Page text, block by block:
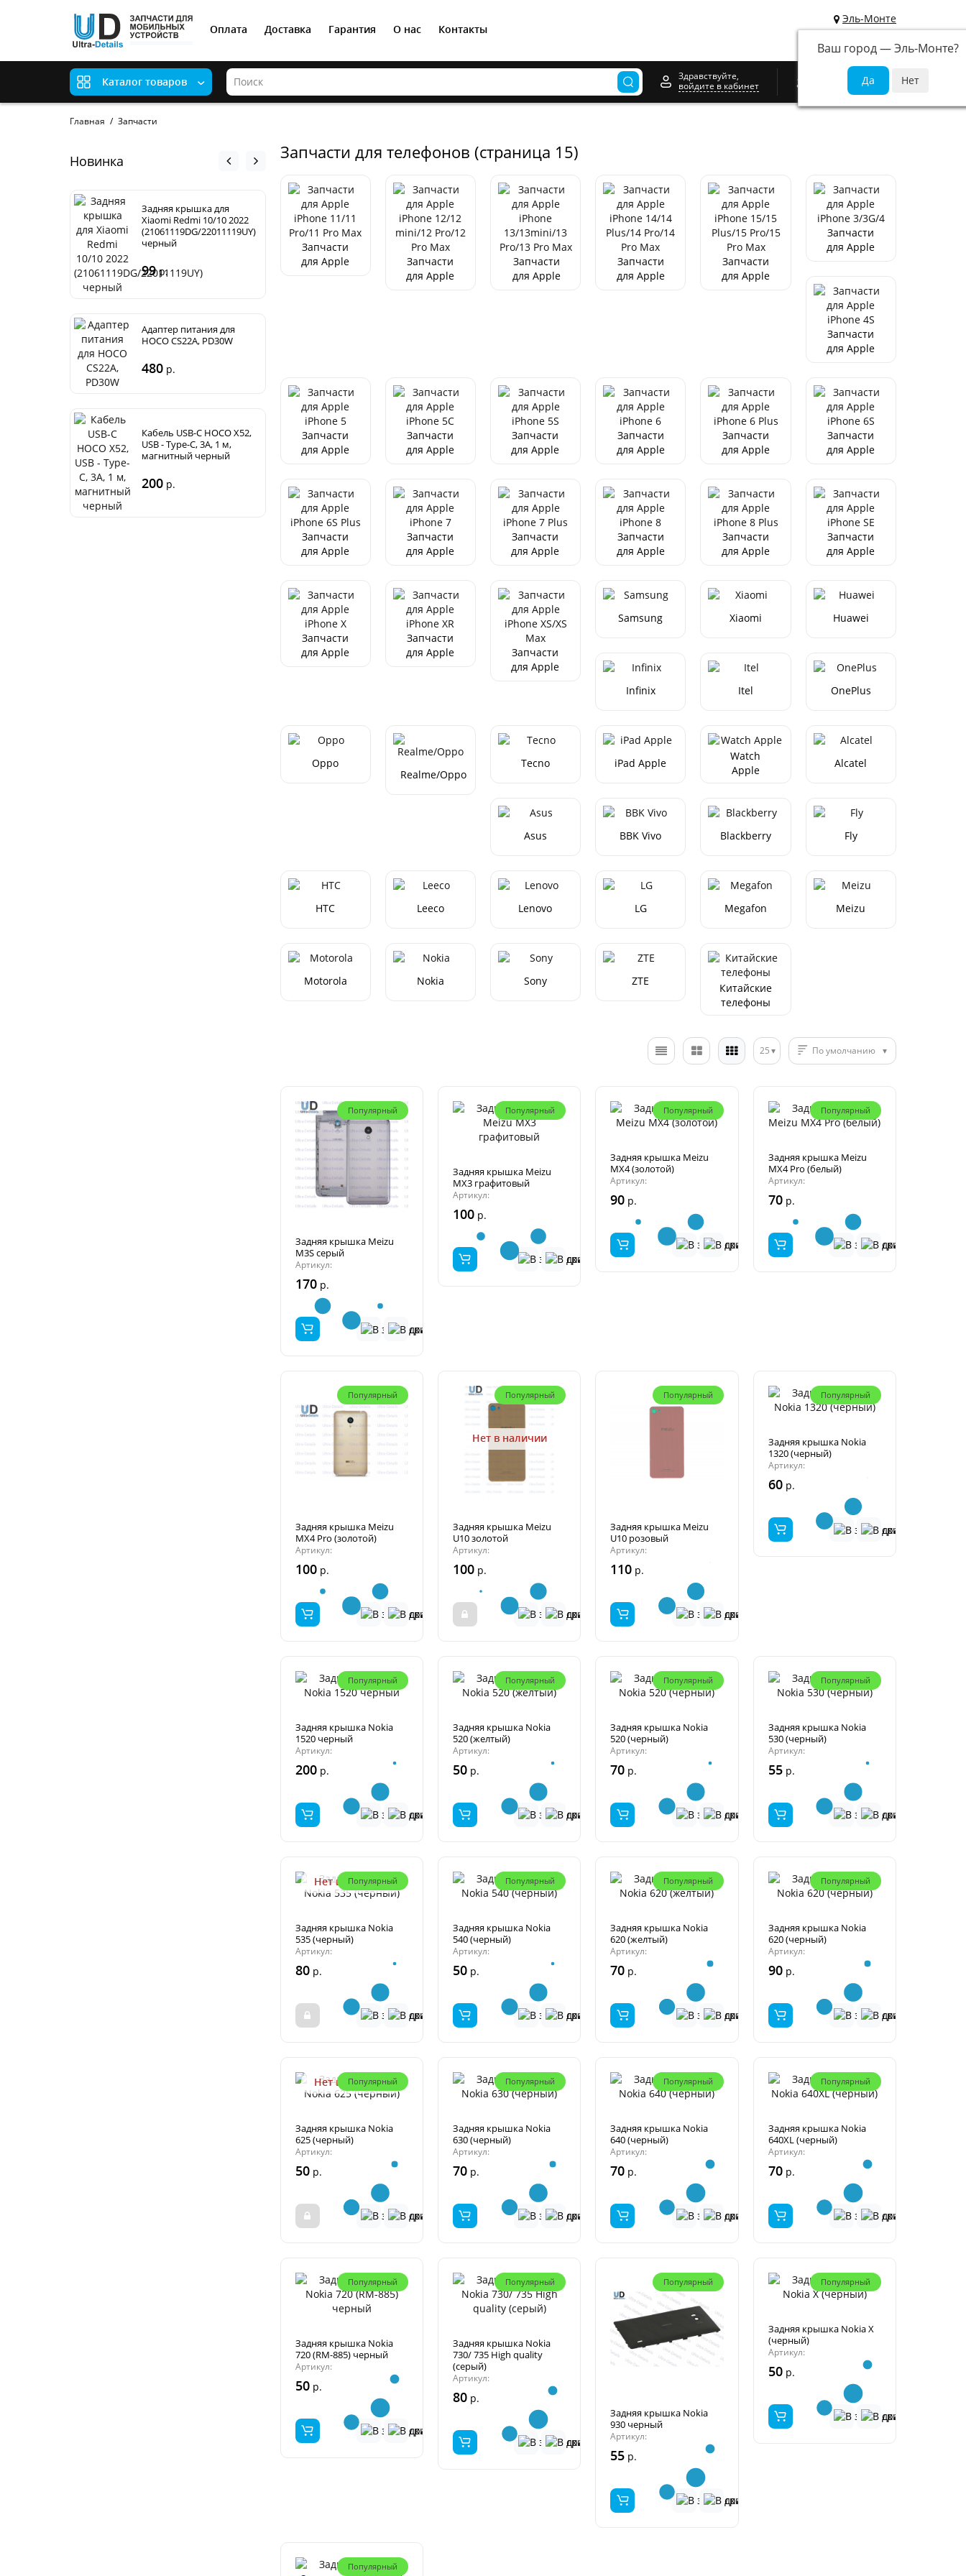
Эль-Монте
Ваш город —Эль-Монте?
Оплата Доставка Гарантия О нас Контакты
Каталог товаров
Здравствуйте,
войдите в кабинет
0
Главная Запчасти
Новинка
Задняя крышка для
Xiaomi Redmi 10/10 2022
(21061119DG/22011119UY)
черный
99р.
Адаптер питания для
HOCO CS22A, PD30W
480 р.
Кабель USB-C HOCO X52,
USB - Type-C, 3A, 1 м,
магнитный черный
200 р.
Кабель USB-C HOCO X52,
USB - lightning, 2.4A, 1 м,
магнитный черный
250
Адаптер питания для
Запчасти для телефонов (страница 15)
Запчасти
для Apple
Запчасти
для Apple
Запчасти
для Apple
Запчасти
для Apple
Запчасти
для Apple
Запчасти
для Apple
Запчасти
для Apple
Запчасти
для Apple
Запчасти
для Apple
Запчасти
для Apple
Запчасти
для Apple
Запчасти
для Apple
Запчасти
для Apple
Запчасти
для Apple
Запчасти
для Apple
Запчасти
для Apple
Запчасти
для Apple
Запчасти
для Apple
Запчасти
для Apple
Запчасти
для Apple
Запчасти
для Apple
Запчасти
для Apple
Samsung Xiaomi Huawei
Infinix Itel OnePlus
Oppo
Realme/Oppo
Tecno iPad Apple
Watch
Apple
Alcatel
Asus BBK Vivo Blackberry Fly
HTC Leeco Lenovo LG Megafon Meizu
Motorola Nokia Sony ZTE
Китайские
телефоны
25 По умолчанию
Популярный
Задняя крышка Meizu
M3S серый
Артикул:
170р.
Популярный
Задняя крышка Meizu
MX3 графитовый
Артикул:
100р.
Популярный
Задняя крышка Meizu
MX4 (золотой)
Артикул:
90 р.
Популярный
Задняя крышка Meizu
MX4 Pro (белый)
Артикул:
70р.
Популярный
Задняя крышка Meizu
MX4 Pro (золотой)
Артикул:
100р.
Популярный
Нет в наличии
Задняя крышка Meizu
U10 золотой
Артикул:
100р.
Популярный
Задняя крышка Meizu
U10 розовый
Артикул:
110 р.
Популярный
Задняя крышка Nokia
1320 (черный)
Артикул:
60р.
Популярный
Задняя крышка Nokia
1520 черный
Артикул:
200р.
Популярный
Задняя крышка Nokia
520 (желтый)
Артикул:
50р.
Популярный
Задняя крышка Nokia
520 (черный)
Артикул:
70 р.
Популярный
Задняя крышка Nokia
530 (черный)
Артикул:
55р.
Популярный
Нет в наличии
Задняя крышка Nokia
535 (черный)
Артикул:
80р.
Популярный
Задняя крышка Nokia
540 (черный)
Артикул:
50р.
Популярный
Задняя крышка Nokia
620 (желтый)
Артикул:
70 р.
Популярный
Задняя крышка Nokia
620 (черный)
Артикул:
90р.
Популярный
Нет в наличии
Задняя крышка Nokia
625 (черный)
Артикул:
50р.
Популярный
Задняя крышка Nokia
630 (черный)
Артикул:
70р.
Популярный
Задняя крышка Nokia
640 (черный)
Артикул:
70 р.
Популярный
Задняя крышка Nokia
640XL (черный)
Артикул:
70р.
Популярный
Задняя крышка Nokia
720 (RM-885) черный
Артикул:
50р.
Популярный
Задняя крышка Nokia
730/ 735 High quality
(серый)
Артикул:
80р.
Популярный
Задняя крышка Nokia
930 черный
Артикул:
55 р.
Популярный
Задняя крышка Nokia X
(черный)
Артикул:
50р.
Популярный